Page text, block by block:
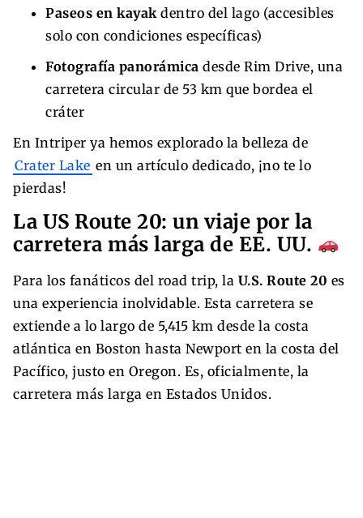
Paseos en kayak dentro del lago (accesibles
solo con condiciones específicas)
Fotografía panorámica desde Rim Drive, una
carretera circular de 53 km que bordea el
cráter
En Intriper ya hemos explorado la belleza de
Crater Lake en un artículo dedicado, ¡no te lo
pierdas!
La US Route 20: un viaje por la
carretera más larga de EE. UU.
Para los fanáticos del road trip, la U.S. Route 20 es
una experiencia inolvidable. Esta carretera se
extiende a lo largo de 5,415 km desde la costa
atlántica en Boston hasta Newport en la costa del
Pacífico, justo en Oregon. Es, oficialmente, la
carretera más larga en Estados Unidos.